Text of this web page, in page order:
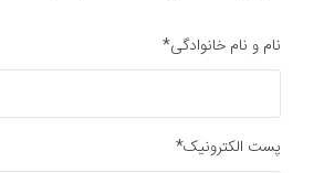
نام و نام خانوادگی*
پست الکترونیک*